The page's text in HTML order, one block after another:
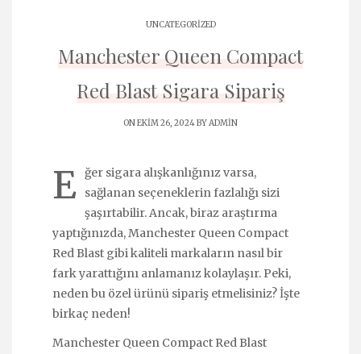
UNCATEGORIZED
Manchester Queen Compact
Red Blast Sigara Sipariş
ON EKIM 26, 2024 BYADMIN
E ğer sigara alışkanlığınız varsa,
sağlanan seçeneklerin fazlalığı sizi
şaşırtabilir. Ancak, biraz araştırma
yaptığınızda, Manchester Queen Compact
Red Blast gibi kaliteli markaların nasıl bir
fark yarattığını anlamanız kolaylaşır. Peki,
neden bu özel ürünü sipariş etmelisiniz? İşte
birkaç neden!
Manchester Queen Compact Red Blast